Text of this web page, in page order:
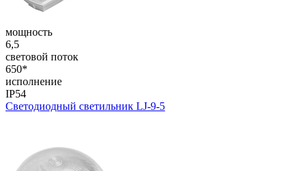
мощность
6,5
световой поток
650*
исполнение
IP54
Светодиодный светильник LJ-9-5